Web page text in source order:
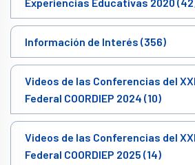
Información de Interés (356)
Videos de las Conferencias del
Federal COORDIEP 2024 (10)
Videos de las Conferencias del
Federal COORDIEP 2025 (14)